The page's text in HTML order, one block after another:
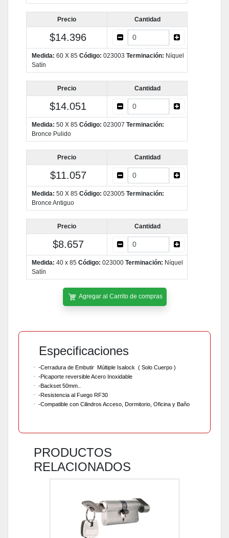
Precio Cantidad
$14.396
Medida: 60 X 85 Código: 023003 Terminación: Níquel
Satín
Precio Cantidad
$14.051
Medida: 50 X 85 Código: 023007 Terminación:
Bronce Pulido
Precio Cantidad
$11.057
Medida: 50 X 85 Código: 023005 Terminación:
Bronce Antiguo
Precio Cantidad
$8.657
Medida: 40 x 85 Código: 023000 Terminación: Níquel
Satín
Agregar al Carrito de compras
Especificaciones
· -Cerradura de Embutir Múltiple Isalock ( Solo Cuerpo )
· -Picaporte reversible Acero Inoxidable
· -Backset 50mm..
· -Resistencia al Fuego RF30
· -Compatible con Cilindros Acceso, Dormitorio, Oficina y Baño
PRODUCTOS
RELACIONADOS